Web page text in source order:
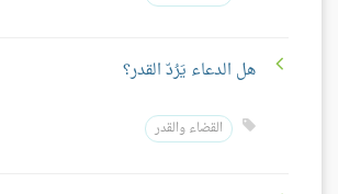
هل الدعاء يَرُدّ القدر؟
القضاء والقدر